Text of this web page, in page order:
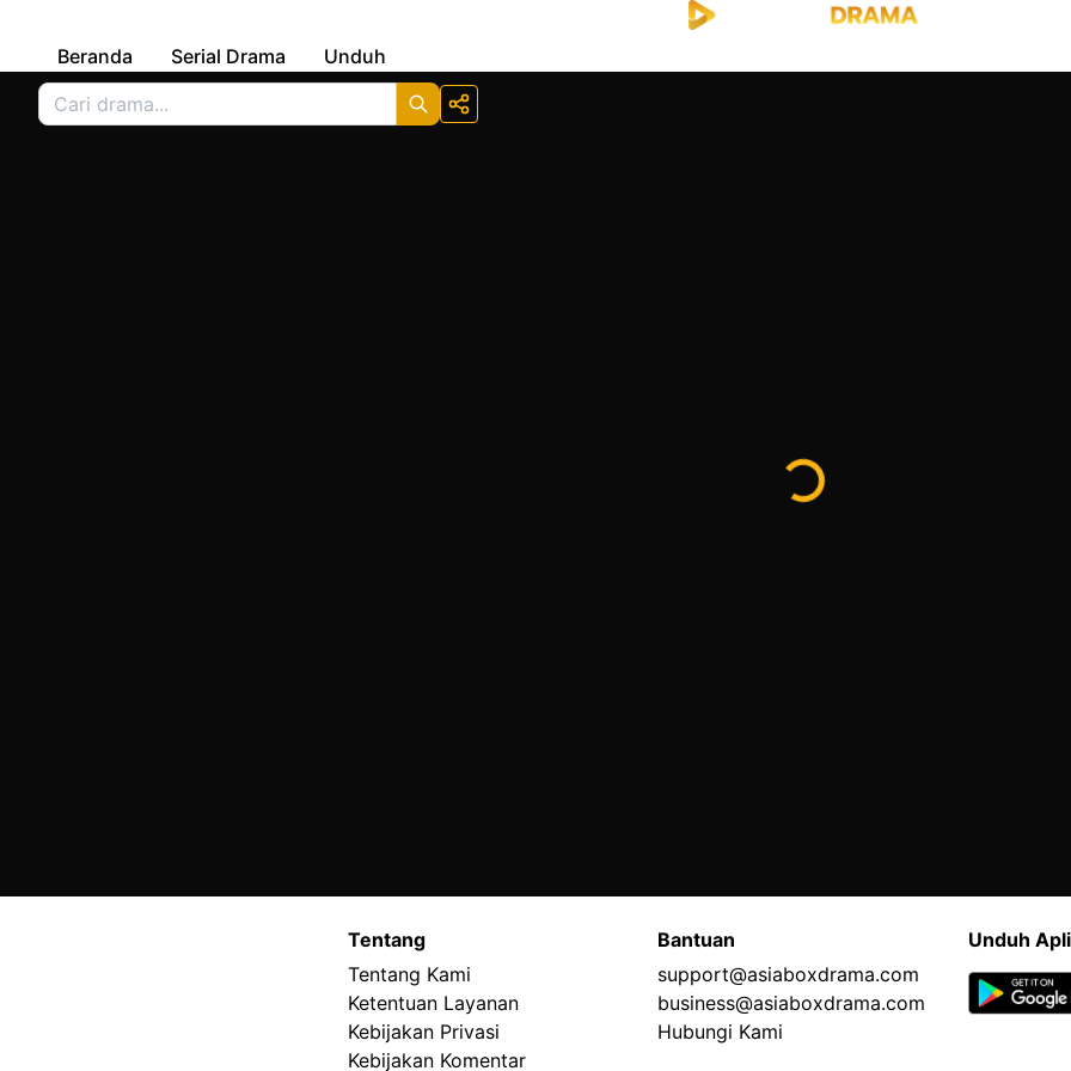
Beranda Serial Drama Unduh
Tentang
Tentang Kami
Ketentuan Layanan
Kebijakan Privasi
Kebijakan Komentar
Bantuan
support@asiaboxdrama.com
business@asiaboxdrama.com
Hubungi Kami
Unduh